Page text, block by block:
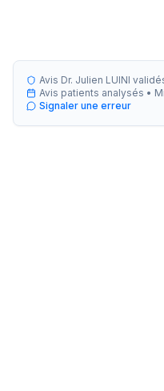
Avis Dr. Julien LUINI
Avis patients analysés •
Signaler une erreur